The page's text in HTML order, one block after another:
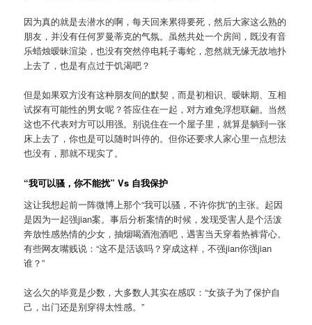
因为真的就是去潜水的啊，每天回来累得要死，然后大家这么熟的
朋友，并没有任何罗曼蒂克的气氛。虽然共处一个房间，既没有音
乐蜡烛暧昧渲染，也没有突然停电耗子毒蛇，忽然就无缘无故地扑
上去了，也是有点过于饥渴吧？
但是如果双方没有这种朋友间的默契，而是初相识、暧昧期、互相
试探有可能性的男女呢？答应住在一起，对方难免浮想联翩。当然
这也不代表对方可以用强。别说住在一个屋子里，就算是躺到一张
床上去了，你也是可以随时叫停的。但你还要求人家心里一点想法
也没有，那就不现实了。
“我可以骚，你不能扰” Vs 自我保护
这让我想起前一阵微博上那个“我可以骚，不许你扰”的主张。起因
是因为一起强jian案。事后分析案情的时候，发现受害人是个活泼
奔放性感热情的少女，抽烟喝酒泡酒吧，遇害当天穿着热裤背心。
有些网友嘴贱说：“这不是活该吗？穿成这样，不强jian你强jian
谁？”
这么欠的毕竟是少数，大多数人其实在感叹：“女孩子为了保护自
己，出门还是别穿得太性感。”